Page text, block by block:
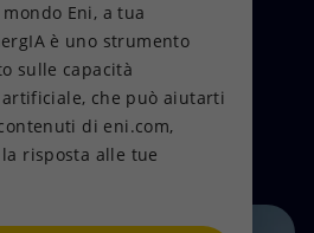
nuova soluzione di intelligenza
per l’Italia
PPA di 10 anni
Eni, a tua
è uno strumento
sulle capacità
artificiale, che può aiutarti
di eni.com,
risposta alle tue